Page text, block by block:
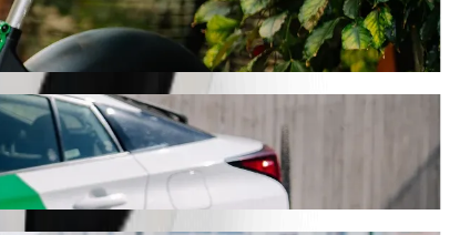
θα διαρκέσει περίπου 13 λ. και θα κοστίσει γύρω στα